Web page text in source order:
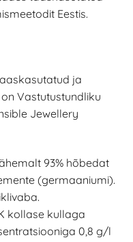
Eestis.
ja
Vastutustundliku
Jewellery
93% hõbedat
(germaaniumi).
kollase kullaga
0,8 g/l